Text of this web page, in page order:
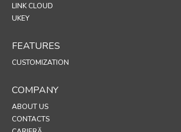
LINK CLOUD
UKEY
FEATURES
CUSTOMIZATION
COMPANY
ABOUT US
CONTACTS